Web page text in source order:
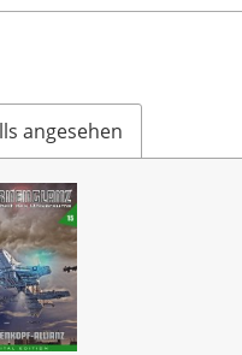
angesehen